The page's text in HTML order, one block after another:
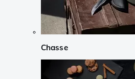
Chasse